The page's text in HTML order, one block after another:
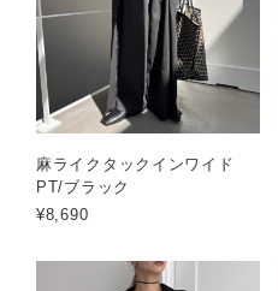
麻ライクタックインワイド
PT/ブラック
¥8,690